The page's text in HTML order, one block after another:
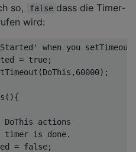
so,
false dass die Timer-
wird:
when you setTimeout
= true
(DoThis, 60000);
( ){
actions
is done.
=
false;